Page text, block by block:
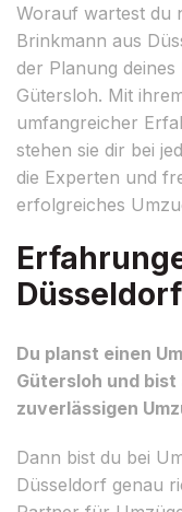
Worauf wartest du
Brinkmann aus
der Planung
Gütersloh. Mit
umfangreicher
stehen sie dir bei
die Experten und
erfolgreiches
Du planst einen
Gütersloh und
zuverlässigen
Dann bist du bei
Düsseldorf genau